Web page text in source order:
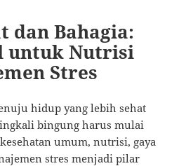
dan Bahagia:
untuk Nutrisi
Stres
hidup yang lebih sehat
bingung harus mulai
umum, nutrisi, gaya
stres menjadi pilar